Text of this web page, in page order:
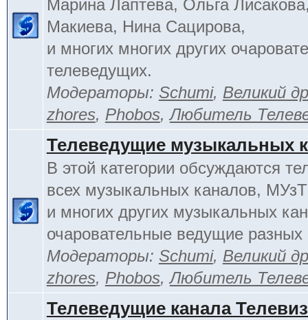
Марина Лаптева, Ольга
Макиева, Нина Сацирова,
и многих многих других
телеведущих.
Модераторы: Schumi, Великий
zhores, Phobos,Любитель
Телеведущие музыкальных
В этой категории обсуждаются
всех музыкальных каналов,
и многих других музыкальных
очаровательные ведущие разных
Модераторы: Schumi, Великий
zhores, Phobos,Любитель
Телеведущие канала